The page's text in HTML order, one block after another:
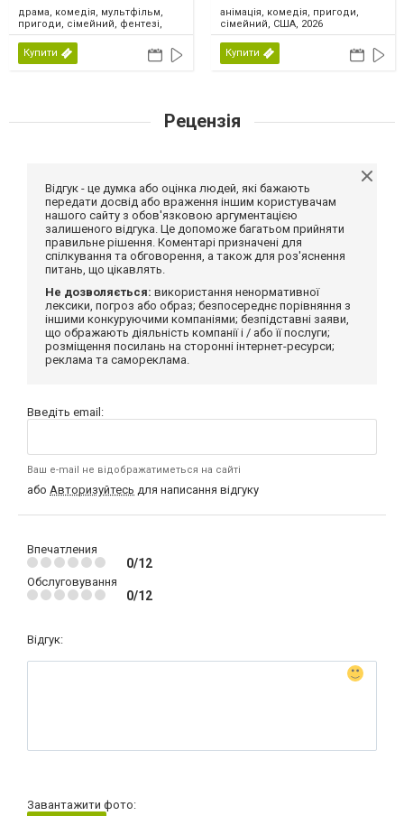
драма, комедія, мультфільм,
пригоди, сімейний, фентезі,
США, 2026
Купити
анімація, комедія, пригоди,
сімейний, США, 2026
Купити
Рецензія
Відгук - це думка або оцінка людей, які бажають
передати досвід або враження іншим користувачам
нашого сайту з обов'язковою аргументацією
залишеного відгука. Це допоможе багатьом прийняти
правильне рішення. Коментарі призначені для
спілкування та обговорення, а також для роз'яснення
питань, що цікавлять.
Не дозволяється: використання ненормативної
лексики, погроз або образ; безпосереднє порівняння з
іншими конкуруючими компаніями; безпідставні заяви,
що ображають діяльність компанії і / або її послуги;
розміщення посилань на сторонні інтернет-ресурси;
реклама та самореклама.
Введіть email:
Ваш e-mail не відображатиметься на сайті
або Авторизуйтесь для написання відгуку
Впечатления
0/12
Обслуговування
0/12
Відгук:
Завантажити фото: